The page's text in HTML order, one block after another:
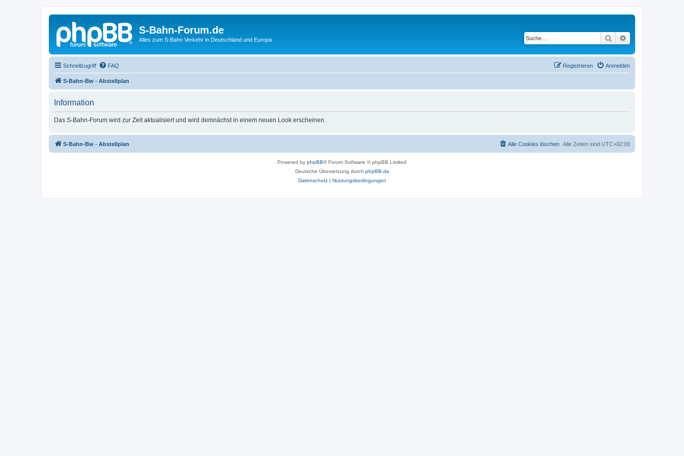
S-Bahn-Forum.de
Alles zum S-Bahn Verkehr in Deutschland und Europa Suche
Schnellzugriff FAQ Anmelden
Registrieren
S-Bahn-Bw - Abstellplan
Information
Das S-Bahn-Forum wird zur Zeit aktualisiert und wird demnächst in einem neuen Look erscheinen.
S-Bahn-Bw - Abstellplan Alle Zeiten sind UTC+02:00
Alle Cookies löschen
Powered by phpBB® Forum Software © phpBB Limited
Deutsche Übersetzung durch phpBB.de
Datenschutz| Nutzungsbedingungen